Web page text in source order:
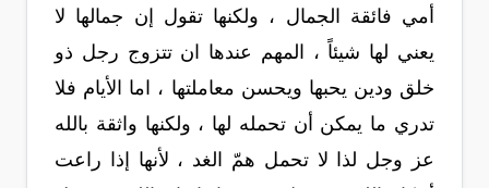
أمي فائقة الجمال ، ولكنها تقول إن جمالها لا
يعني لها شيئاً ، المهم عندها ان تتزوج رجل ذو
خلق ودين يحبها ويحسن معاملتها ، اما الأيام فلا
تدري ما يمكن أن تحمله لها ، ولكنها واثقة بالله
عز وجل لذا لا تحمل همّ الغد ، لأنها إذا راعت